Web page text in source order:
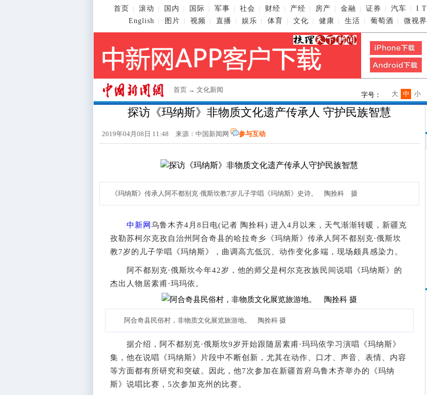
首页 滚动 国内 国际 军事 社会 财经 产经 房产 金融 证券 汽车 I T
English
图片 视频 直播 娱乐 体育 文化 健康 生活 葡萄酒 微视界
首页 → 文化新闻
字号： 小
中
大
探访《玛纳斯》非物质文化遗产传承人 守护民族智慧
2019年04月08日 11:48 来源： 中国新闻网 参与互动
《玛纳斯》传承人阿不都别克·俄斯坎教7岁儿子学唱《玛纳斯》史诗。 陶拴科 摄
中新网 乌鲁木齐4月8日电(记者 陶拴科) 进入4月以来，天气渐渐转暖，新疆克
孜勒苏柯尔克孜自治州阿合奇县的哈拉奇乡《玛纳斯》传承人阿不都别克·俄斯坎
教7岁的儿子学唱《玛纳斯》，曲调高亢低沉、动作变化多端，现场颇具感染力。
阿不都别克·俄斯坎今年42岁，他的师父是柯尔克孜族民间说唱《玛纳斯》的
杰出人物居素甫·玛玛依。
阿合奇县民俗村，非物质文化展览旅游地。 陶拴科 摄
据介绍，阿不都别克·俄斯坎9岁开始跟随居素甫·玛玛依学习演唱《玛纳斯》
集，他在说唱《玛纳斯》片段中不断创新，尤其在动作、口才、声音、表情、内容
等方面都有所研究和突破。因此，他7次参加在新疆首府乌鲁木齐举办的《玛纳
斯》说唱比赛，5次参加克州的比赛。